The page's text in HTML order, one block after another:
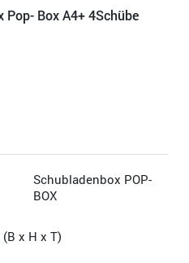
Box A4+ 4Schübe
Schubladenbox POP-
BOX
(B x H x T)